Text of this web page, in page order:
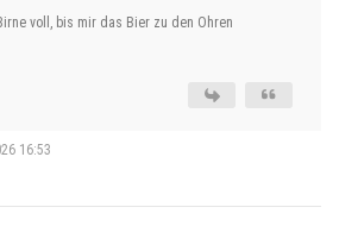
voll, bis mir das Bier zu den Ohren
16:53